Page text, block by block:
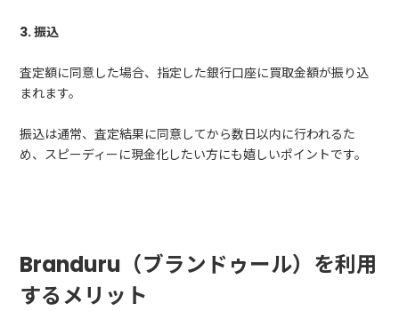
3. 振込
査定額に同意した場合、指定した銀行口座に買取金額が振り込
まれます。
振込は通常、査定結果に同意してから数日以内に行われるた
め、スピーディーに現金化したい方にも嬉しいポイントです。
Branduru（ブランドゥール）を利用
するメリット